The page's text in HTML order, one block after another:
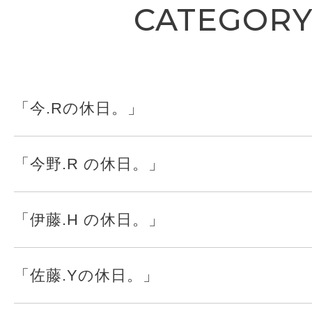
CATEGORY
「今.Rの休日。」
「今野.R の休日。」
「伊藤.H の休日。」
「佐藤.Yの休日。」